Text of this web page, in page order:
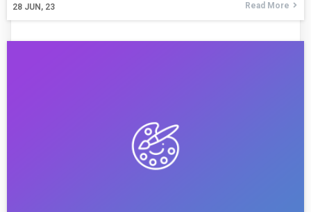
28 JUN, 23 Read More